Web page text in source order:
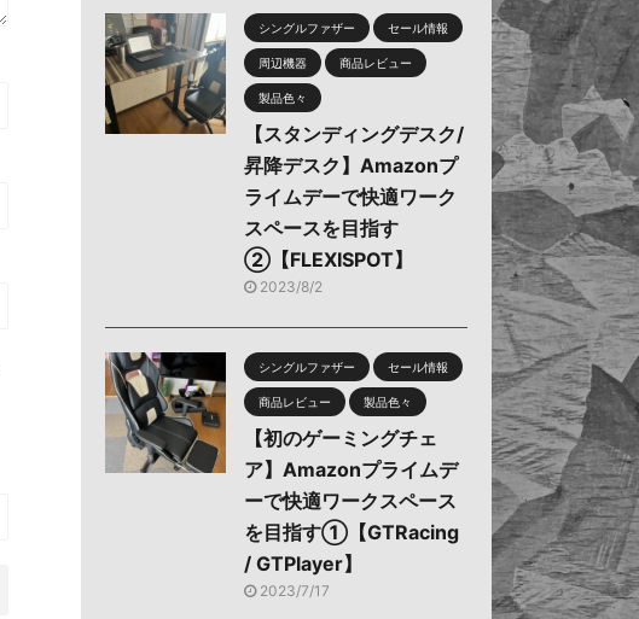
シングルファザー セール情報
周辺機器 商品レビュー
製品色々
【スタンディングデスク/
昇降デスク】Amazonプ
ライムデーで快適ワーク
スペースを目指す
②【FLEXISPOT】
2023/8/2
シングルファザー セール情報
商品レビュー 製品色々
【初のゲーミングチェ
ア】Amazonプライムデ
ーで快適ワークスペース
を目指す①【GTRacing
/ GTPlayer】
2023/7/17